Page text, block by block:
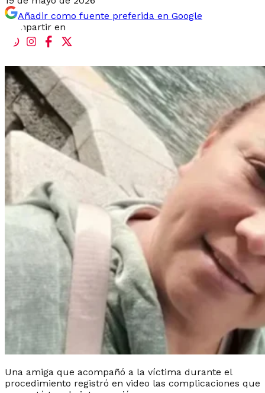
Añadir como fuente preferida en Google
Compartir en
Una amiga que acompañó a la víctima durante el
procedimiento registró en video las complicaciones que